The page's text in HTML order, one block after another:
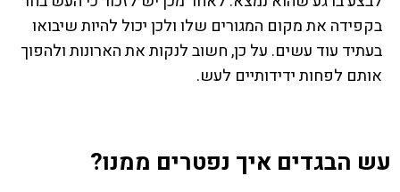
בקפידה את מקום המגורים שלו ולכן יכול להיות שיבואו
בעתיד עוד עשים. על כן, חשוב לנקות את הארונות ולהפוך
אותם לפחות ידידותיים לעש.
עש הבגדים איך נפטרים ממנו?